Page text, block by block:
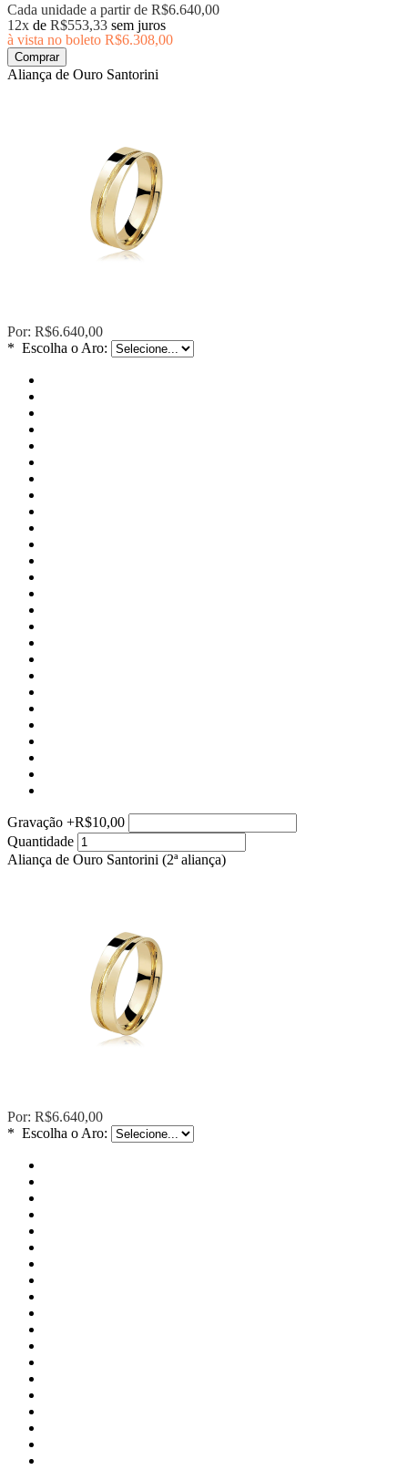
Cada unidade a partir de R$6.640,00
12x de R$553,33 sem juros
à vista no boleto R$6.308,00
Comprar
Aliança de Ouro Santorini
Por: R$6.640,00
* Escolha o Aro:
Gravação +R$10,00
Quantidade
Aliança de Ouro Santorini (2ª aliança)
Por: R$6.640,00
* Escolha o Aro: